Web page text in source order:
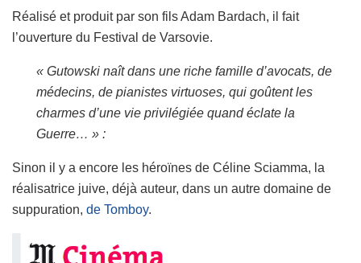
Réalisé et produit par son fils Adam Bardach, il fait
l’ouverture du Festival de Varsovie.
« Gutowski naîtdans une riche famille d’avocats, de
médecins, de pianistes virtuoses, qui goûtentles
charmes d’une vie privilégiée quandéclate la
Guerre… » :
Sinon il y a encore les héroïnes de Céline Sciamma, la
réalisatrice juive, déjà auteur, dans un autre domaine de
suppuration, de Tomboy.